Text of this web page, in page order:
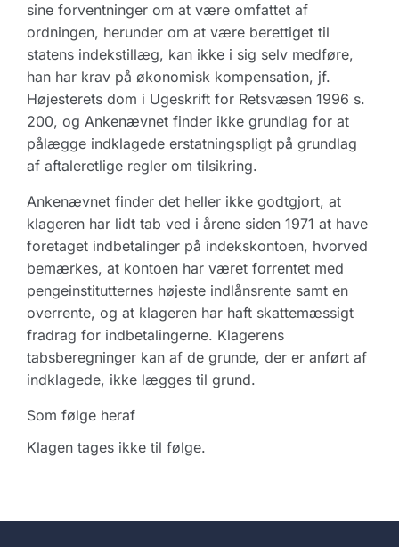
sine forventninger om at være omfattet af
ordningen, herunder om at være berettiget til
statens indekstillæg, kan ikke i sig selv medføre,
han har krav på økonomisk kompensation, jf.
Højesterets dom i Ugeskrift for Retsvæsen 1996 s.
200, og Ankenævnet finder ikke grundlag for at
pålægge indklagede erstatningspligt på grundlag
af aftaleretlige regler om tilsikring.
Ankenævnet finder det heller ikke godtgjort, at
klageren har lidt tab ved i årene siden 1971 at have
foretaget indbetalinger på indekskontoen, hvorved
bemærkes, at kontoen har været forrentet med
pengeinstitutternes højeste indlånsrente samt en
overrente, og at klageren har haft skattemæssigt
fradrag for indbetalingerne. Klagerens
tabsberegninger kan af de grunde, der er anført af
indklagede, ikke lægges til grund.
Som følge heraf
Klagen tages ikke til følge.